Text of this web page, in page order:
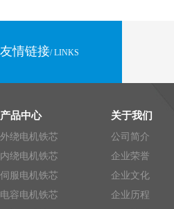
友情链接/ LINKS
产品中心 关于我们
外绕电机铁芯
内绕电机铁芯
伺服电机铁芯
电容电机铁芯
公司简介
企业荣誉
企业文化
企业历程